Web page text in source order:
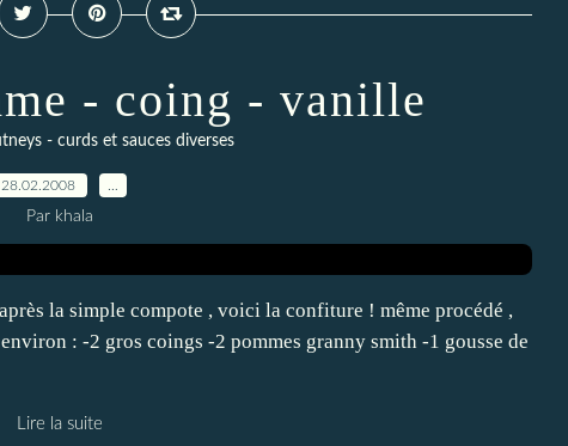
- coing - vanille
- curds et sauces diverses
28.02.2008
Par khala
la simple compote , voici la confiture ! même procédé ,
: -2 gros coings -2 pommes granny smith -1 gousse de
Lire la suite